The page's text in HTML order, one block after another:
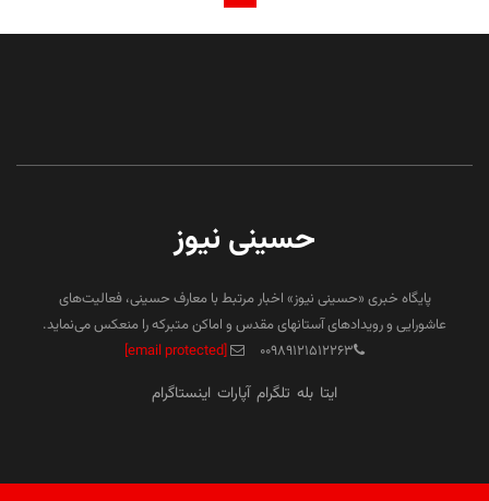
حسینی نیوز
پایگاه خبری «حسینی نیوز» اخبار مرتبط با معارف حسینی، فعالیت‌های
عاشورایی و رویدادهای آستانهای مقدس و اماکن متبرکه را منعکس می‌نماید.
۰۰۹۸۹۱۲۱۵۱۲۲۶۳
[email protected]
ایتا بله تلگرام آپارات اینستاگرام